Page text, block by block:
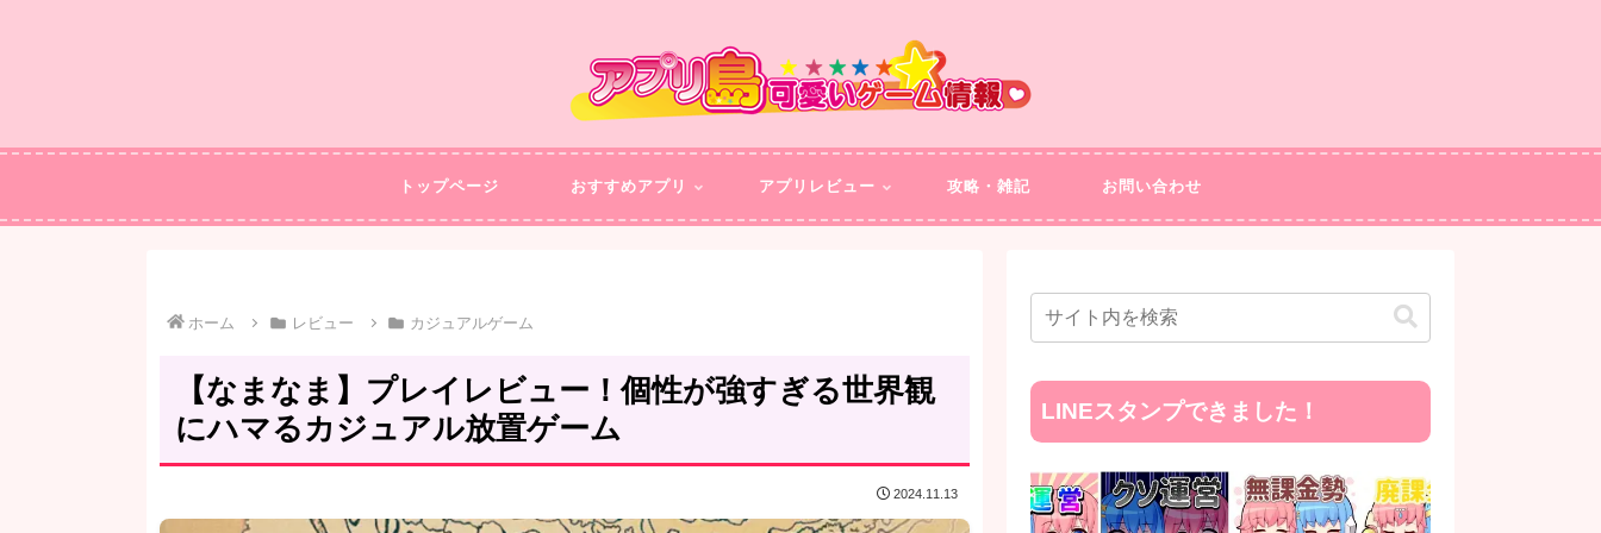
トップページ おすすめアプリ アプリレビュー 攻略・雑記 お問い合わせ
ホーム レビュー カジュアルゲーム
【なまなま】プレイレビュー！個性が強すぎる世界観
にハマるカジュアル放置ゲーム
2024.11.13
LINEスタンプできました！